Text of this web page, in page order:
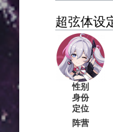
超弦体设
性别
身份
定位
阵营